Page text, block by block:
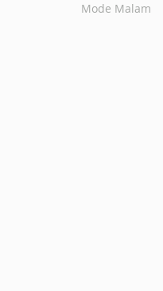
Mode Malam